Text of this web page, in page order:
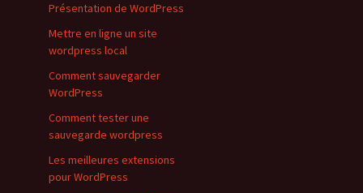
Présentation de WordPress
Mettre en ligne un site
wordpress local
Comment sauvegarder
WordPress
Comment tester une
sauvegarde wordpress
Les meilleures extensions
pour WordPress